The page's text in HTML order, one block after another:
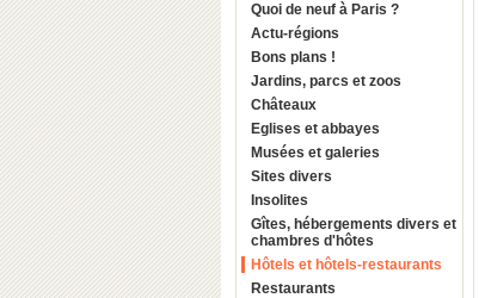
Quoi de neuf à Paris ?
Actu-régions
Bons plans !
Jardins, parcs et zoos
Châteaux
Eglises et abbayes
Musées et galeries
Sites divers
Insolites
Gîtes, hébergements divers et
chambres d'hôtes
Hôtels et hôtels-restaurants
Restaurants